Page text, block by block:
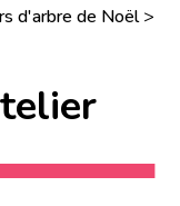
d'arbre de Noël>